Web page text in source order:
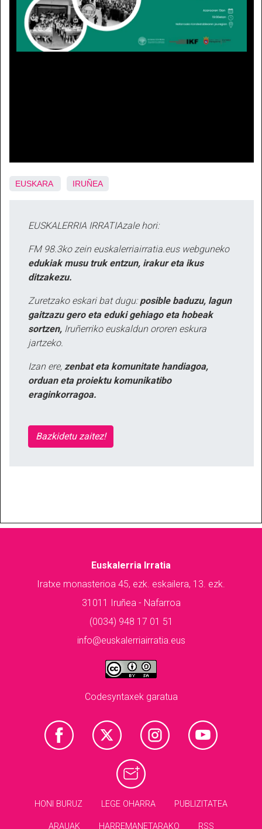
EUSKARA IRUÑEA
EUSKALERRIA IRRATIAzale hori:
FM 98.3ko zein euskalerriairratia.eus webguneko
edukiak musu truk entzun, irakur eta ikus
ditzakezu.
Zuretzako eskari bat dugu: posible baduzu, lagun
gaitzazu gero eta eduki gehiago eta hobeak
sortzen, Iruñerriko euskaldun ororen eskura
jartzeko.
Izan ere, zenbat eta komunitate handiagoa,
orduan eta proiektu komunikatibo
eraginkorragoa.
Bazkidetu zaitez!
Euskalerria Irratia
Iratxe monasterioa 45, ezk. eskailera, 13. ezk.
31011 Iruñea - Nafarroa
(0034) 948 17 01 51
info@euskalerriairratia.eus
Codesyntaxek garatua
HONI BURUZ LEGE OHARRA PUBLIZITATEA
ARAUAK HARREMANETARAKO RSS